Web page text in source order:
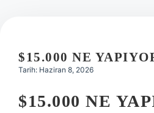
Hakkımızda
$15.000 NE
Tarih: Haziran 8, 2026
$15.000 NE